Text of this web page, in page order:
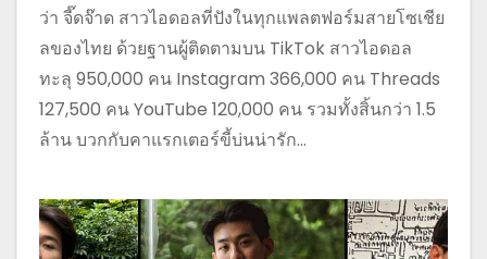
ว่า จี๊ดจ๊าด สาวไอดอลที่ปังในทุกแพลตฟอร์มสายโซเชีย
ลของไทย ด้วยฐานผู้ติดตามบน TikTok สาวไอดอล
ทะลุ 950,000 คน Instagram 366,000 คน Threads
127,500 คน YouTube 120,000 คน รวมทั้งสิ้นกว่า 1.5
ล้าน บวกกับคาแรกเตอร์ขี้บ่นน่ารัก…